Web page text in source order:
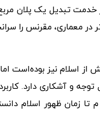
خدمت تبدیل یک پلان
در معماری، مقرنس را
اسلام نیز بوده‌است